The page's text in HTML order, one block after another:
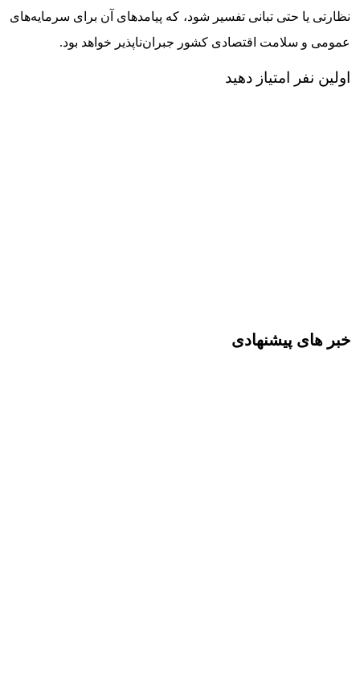
نظارتی یا حتی تبانی تفسیر شود، که پیامدهای آن برای سرمایه‌های
عمومی و سلامت اقتصادی کشور جبران‌ناپذیر خواهد بود.
اولین نفر امتیاز دهید
خبر های پیشنهادی